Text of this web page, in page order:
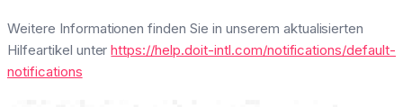
Weitere Informationen finden Sie in unserem aktualisierten
Hilfeartikel unterhttps://help.doit-intl.com/notifications/default-
notifications